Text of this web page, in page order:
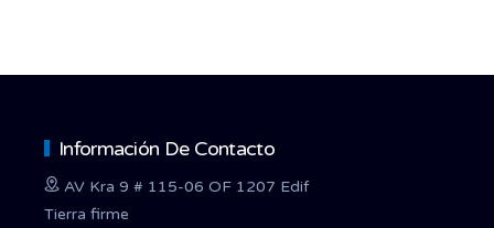
Información De Contacto
AV Kra 9 # 115-06 OF 1207 Edif
Tierra firme